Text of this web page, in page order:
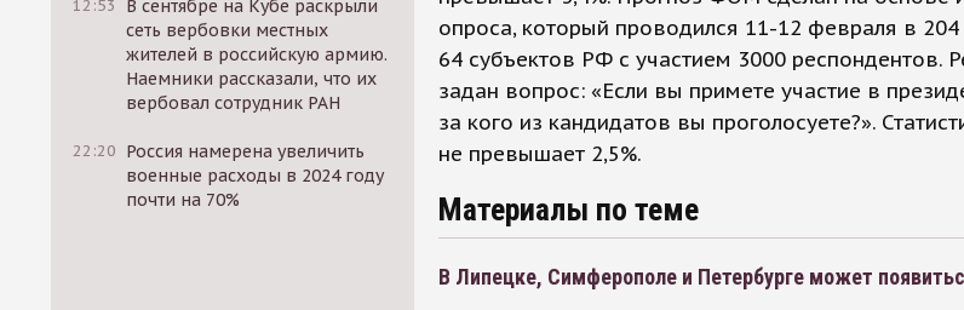
12:53
В сентябре на Кубе раскрыли
сеть вербовки местных
жителей в российскую армию.
Наемники рассказали, что их
вербовал сотрудник РАН
22:20 Россия намерена увеличить
военные расходы в 2024 году
почти на 70%
опроса, который проводился 11-12 февраля в 204
64 субъектов РФ с участием 3000 респондентов.
задан вопрос: «Если вы примете участие в
за кого из кандидатов вы проголосуете?».
не превышает 2,5%.
Материалы по теме
В Липецке, Симферополе и Петербурге может